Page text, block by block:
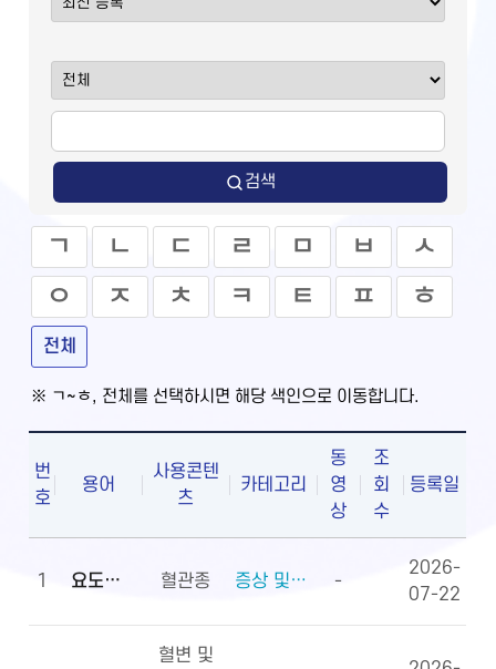
검색
ㄱ ㄴ ㄷ ㄹ ㅁ ㅂ
ㅅ
ㅇ
ㅈ ㅊ ㅋ ㅌ ㅍ ㅎ
전체
※ ㄱ~ㅎ, 전체를 선택하시면 해당 색인으로 이동합니다.
번
호
용어
사용콘텐
츠
카테고리
동
영
상
조
회
수
등록일
1 요도하열 혈관종 증상 및 징후(증상) -
2026-
07-22
혈변 및